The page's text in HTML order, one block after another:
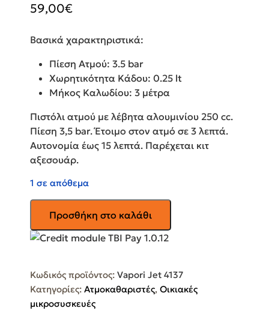
59,00€
Βασικά χαρακτηριστικά:
Πίεση Ατμού: 3.5 bar
Χωρητικότητα Κάδου: 0.25 lt
Μήκος Καλωδίου: 3 μέτρα
Πιστόλι ατμού με λέβητα αλουμινίου 250 cc.
Πίεση 3,5 bar. Έτοιμο στον ατμό σε 3 λεπτά.
Αυτονομία έως 15 λεπτά. Παρέχεται κιτ
αξεσουάρ.
1 σε απόθεμα
Ατμοκαθαριστής
Χειρός
Vapori
Jet
4137
Προσθήκη στο καλάθι
Κωδικός προϊόντος: Vapori Jet 4137
Κατηγορίες: Ατμοκαθαριστές, Οικιακές
μικροσυσκευές